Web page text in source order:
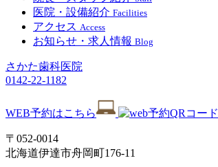
医院・設備紹介 Facilities
アクセス Access
お知らせ・求人情報 Blog
さかた歯科医院
0142-22-1182
WEB予約はこちら
〒052-0014
北海道伊達市舟岡町176-11